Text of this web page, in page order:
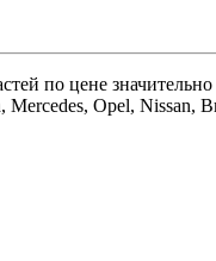
по цене
Mercedes, Opel, Nissan,